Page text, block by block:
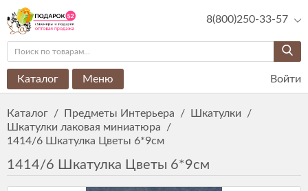
8(800)250-33-57
Каталог Меню Войти
Каталог / Предметы Интерьера / Шкатулки
/
Шкатулки лаковая миниатюра
/
1414/6 Шкатулка Цветы 6*9см
1414/6 Шкатулка Цветы 6*9см